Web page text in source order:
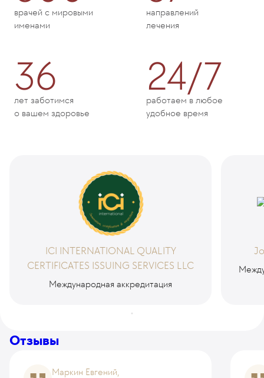
врачей с мировыми
именами
направлений
лечения
36
лет заботимся
о вашем здоровье
24/7
работаем в любое
удобное время
ICI INTERNATIONAL QUALITY
CERTIFICATES ISSUING SERVICES LLC
Международная аккредитация
Отзывы
Маркин Евгений,